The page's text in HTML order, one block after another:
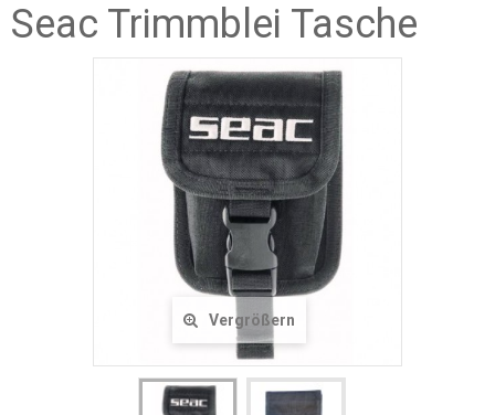
Seac Trimmblei Tasche
Vergrößern